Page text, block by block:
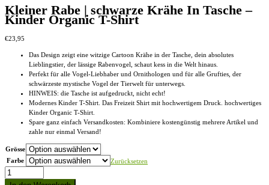
Kleiner Rabe | schwarze Krähe In Tasche –
Kinder Organic T-Shirt
€23,95
Das Design zeigt eine witzige Cartoon Krähe in der Tasche, dein absolutes
Lieblingstier, der lässige Rabenvogel, schaut kess in die Welt hinaus.
Perfekt für alle Vogel-Liebhaber und Ornithologen und für alle Grufties, der
schwärzeste mystische Vogel der Tierwelt für unterwegs.
HINWEIS: die Tasche ist aufgedruckt, nicht echt!
Modernes Kinder T-Shirt. Das Freizeit Shirt mit hochwertigem Druck. hochwertiges
Kinder Organic T-Shirt.
Spare ganz einfach Versandkosten: Kombiniere kostengünstig mehrere Artikel und
zahle nur einmal Versand!
Grösse
Farbe
Zurücksetzen
Kleiner
Rabe